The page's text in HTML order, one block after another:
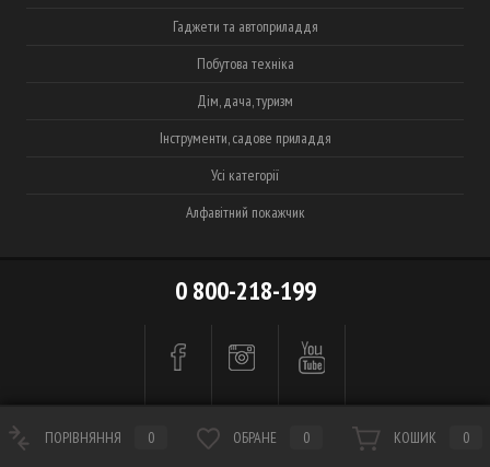
Гаджети та автоприладдя
Побутова техніка
Дім, дача, туризм
Інструменти, садове приладдя
Усі категорії
Алфавітний покажчик
0 800-218-199
ПОРІВНЯННЯ 0 ОБРАНЕ 0 КОШИК 0